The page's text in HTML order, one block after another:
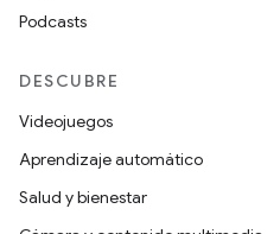
Podcasts
DESCUBRE
Videojuegos
Aprendizaje automático
Salud y bienestar